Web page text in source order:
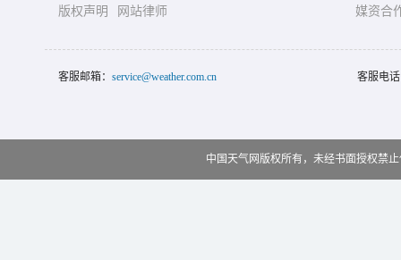
版权声明
网站律师
媒资合
客服邮箱： service@weather.com.cn 客服电
中国天气网版权所有，未经书面授权